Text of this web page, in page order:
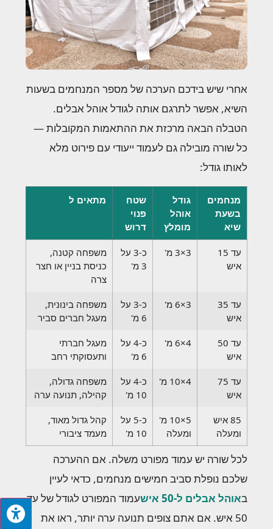
אחרי שיש בידכם הערכה של מספר המנחמים בשעות
השיא, אפשר לתרגם אותה לגודל אוהל אבלים.
הטבלה הבאה מרכזת את ההתאמות המקובלות —
כל שורה מובילה גם לעמוד ייעודי עם פירוט מלא
לאותו גודל:
מנחמים
בשעת
שיא
גודל
אוהל
מומלץ
שטח
פנוי
דרוש
מתאים ל
עד 15
איש
3×3 מ'
כ-3 על
3 מ'
משפחה קטנה,
כניסת בניין או חצר
צרה
עד 35
איש
3×6 מ'
כ-3 על
6 מ'
משפחה בינונית,
מעגל חברים סביר
עד 50
איש
4×6 מ'
כ-4 על
6 מ'
מעגל חברתי
ותעסוקתי רחב
עד 75
איש
4×10 מ'
כ-4 על
10 מ'
משפחה גדולה,
קהילה, תנועה ערה
85 איש
ומעלה
5×10 מ'
ומעלה
כ-5 על
10 מ'
קהל גדול מאוד,
מעמד ציבורי
לכל שורה יש עמוד מפורט משלה. אם ההערכה
שלכם נופלת סביב חמישים מנחמים, כדאי לעיין
באוהל אבלים ל-50 איש
עמוד המפורט לגודל של עד
50 איש. אם אתם צופים תנועה ערה יותר, ראו את